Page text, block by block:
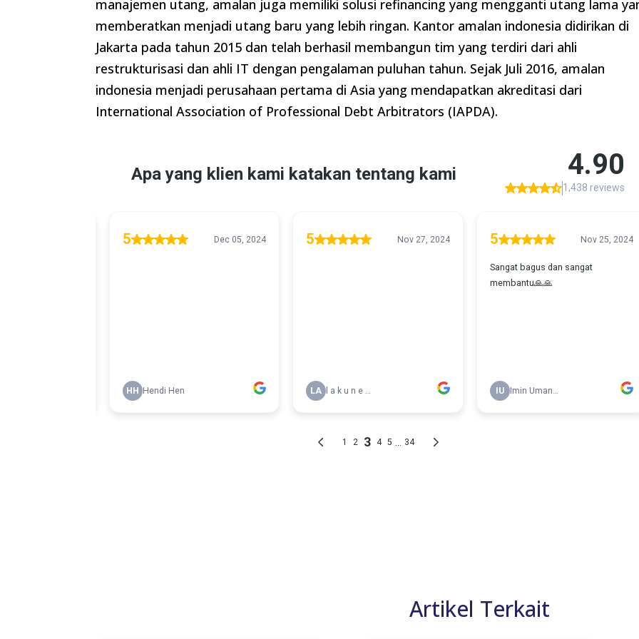
manajemen utang, amalan juga memiliki solusi refinancing yang mengganti utang lama
memberatkan menjadi utang baru yang lebih ringan. Kantor amalan indonesia didirikan di
Jakarta pada tahun 2015 dan telah berhasil membangun tim yang terdiri dari ahli
restrukturisasi dan ahli IT dengan pengalaman puluhan tahun. Sejak Juli 2016, amalan
indonesia menjadi perusahaan pertama di Asia yang mendapatkan akreditasi dari
International Association of Professional Debt Arbitrators (IAPDA).
Artikel Terkait